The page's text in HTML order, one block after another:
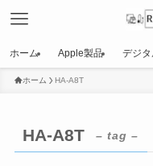
ホーム Apple製品 デジ
ホーム HA-A8T
HA-A8T – tag –